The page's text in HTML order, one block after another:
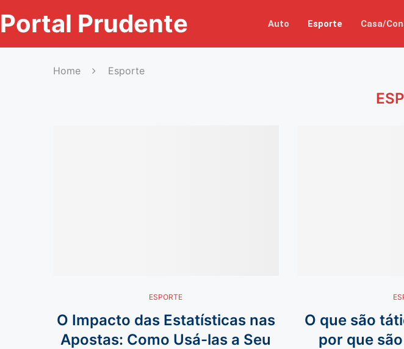
Portal Prudente Auto Esporte Casa/
Home Esporte
ESPORTE
O Impacto das Estatísticas nas
Apostas: Como Usá-las a Seu
O que são
por que